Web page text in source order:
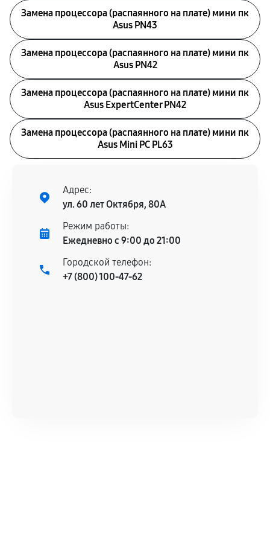
Замена процессора (распаянного на плате) мини пк
Asus PN43
Замена процессора (распаянного на плате) мини пк
Asus PN42
Замена процессора (распаянного на плате) мини пк
Asus ExpertCenter PN42
Замена процессора (распаянного на плате) мини пк
Asus Mini PC PL63
Адрес:
ул. 60 лет Октября, 80А
Режим работы:
Ежедневно с 9:00 до 21:00
Городской телефон:
+7 (800) 100-47-62